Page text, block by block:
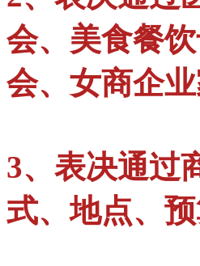
会、美食餐
会、女商企
3、表决通过
式、地点、预